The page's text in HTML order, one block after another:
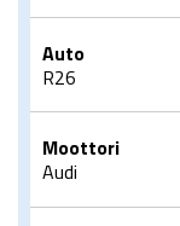
Auto
R26
Moottori
Audi